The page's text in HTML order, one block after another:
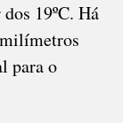
PREVISTAS
19ºC. Há
para o